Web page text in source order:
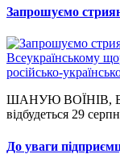
Запрошуємо
ШАНУЮ ВОЇНІВ,
відбудеться 29
До уваги